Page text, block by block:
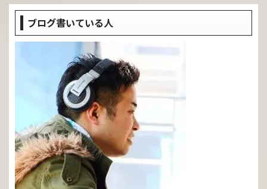
ブログ書いている人